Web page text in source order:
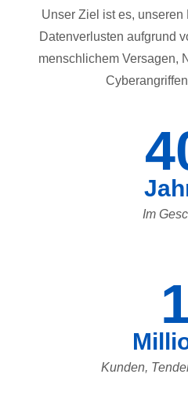
Unser Ziel ist es,
Datenverlusten aufgrund
menschlichem Versagen,
Im
Kunden,